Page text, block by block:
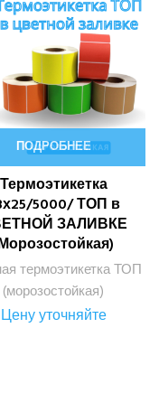
ПОДРОБНЕЕ
Термоэтикетка
5000/ ТОП в
ЗАЛИВКЕ
термоэтикетка ТОП
(морозостойкая)
Цену уточняйте